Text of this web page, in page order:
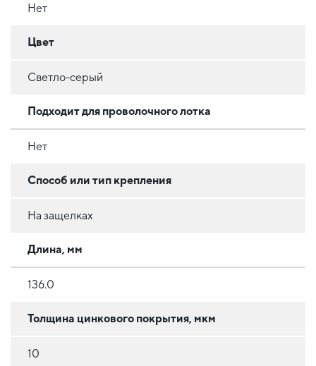
Нет
Цвет
Светло-серый
Подходит для проволочного лотка
Нет
Способ или тип крепления
На защелках
Длина, мм
136.0
Толщина цинкового покрытия, мкм
10